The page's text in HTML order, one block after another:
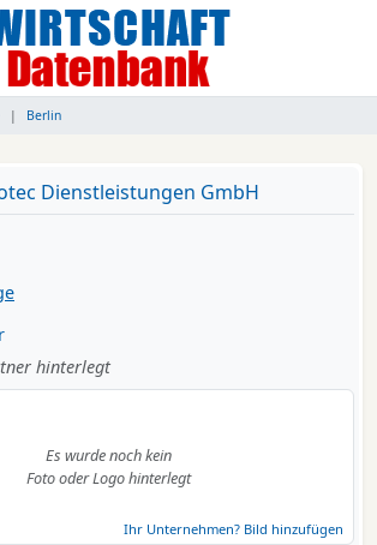
Berlin
Dienstleistungen GmbH
hinterlegt
Es wurde noch kein
Foto oder Logo hinterlegt
Ihr Unternehmen? Bild hinzufügen